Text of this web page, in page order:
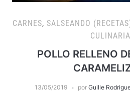
CARNES, SALSEANDO
POLLO RELLENO
13/05/2019 por Guille